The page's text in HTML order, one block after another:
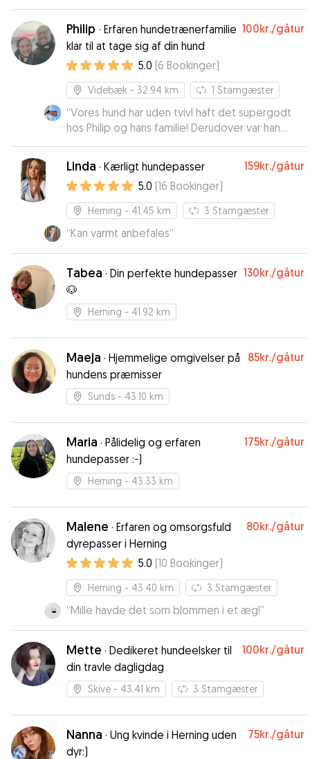
Philip · Erfaren hundetrænerfamilie
klar til at tage sig af din hund
100kr./gåtur
5.0 (6 Bookinger)
Videbæk - 32.94 km 1 Stamgæster
“Vores hund har uden tvivl haft det supergodt
hos Philip og hans familie! Derudover var han
meget fleksibel og løsningsorienteret, da vi fik
behov for pasning med meget kort varsel. Kan
kun anbefale!”
Linda · Kærligt hundepasser 159kr./gåtur
5.0 (16 Bookinger)
Herning - 41.45 km 3 Stamgæster
“Kan varmt anbefales”
Tabea · Din perfekte hundepasser
🐶
130kr./gåtur
Herning - 41.92 km
Maeja · Hjemmelige omgivelser på
hundens præmisser
85kr./gåtur
Sunds - 43.10 km
Maria · Pålidelig og erfaren
hundepasser :-)
175kr./gåtur
Herning - 43.33 km
Malene · Erfaren og omsorgsfuld
dyrepasser i Herning
80kr./gåtur
5.0 (10 Bookinger)
Herning - 43.40 km 3 Stamgæster
“Mille havde det som blommen i et æg!”
Mette · Dedikeret hundeelsker til
din travle dagligdag
100kr./gåtur
Skive - 43.41 km 3 Stamgæster
Nanna · Ung kvinde i Herning uden
dyr:)
75kr./gåtur